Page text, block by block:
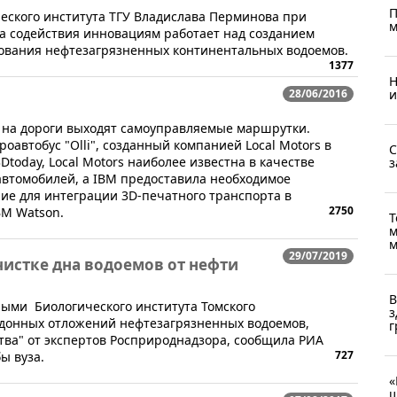
института ТГУ Владислава Перминова при
инновациям работает над созданием
нефтезагрязненных континентальных водоемов.
1377
28/06/2016
дороги выходят самоуправляемые маршрутки.
"Olli", созданный компанией Local Motors в
Local Motors наиболее известна в качестве
а IBM предоставила необходимое
для интеграции 3D-печатного транспорта в
Watson.
2750
29/07/2019
дна водоемов от нефти
Биологического института Томского
отложений нефтезагрязненных водоемов,
от экспертов Росприроднадзора, сообщила РИА
вуза.
727